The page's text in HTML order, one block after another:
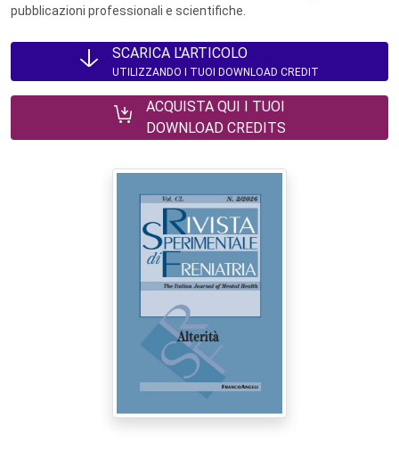
pubblicazioni professionali e scientifiche.
SCARICA L'ARTICOLO
UTILIZZANDO I TUOI DOWNLOAD CREDIT
ACQUISTA QUI I TUOI
DOWNLOAD CREDITS